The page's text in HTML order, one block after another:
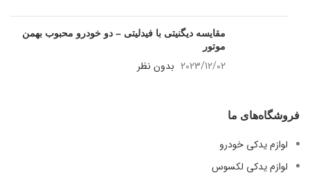
مقایسه دیگنیتی با فیدلیتی – دو خودرو محبوب بهمن
موتور
2023/12/02 بدون نظر
فروشگاه‌های ما
لوازم یدکی خودرو
لوازم یدکی لکسوس